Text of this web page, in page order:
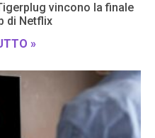
vincono la finale
di Netflix
»